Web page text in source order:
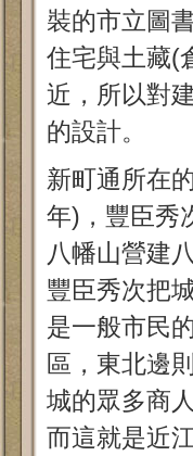
裝的市立圖
住宅與土藏(
近，所以對
的設計。
新町通所在
年)，豐臣秀
八幡山營建
豐臣秀次把
是一般市民
區，東北邊
城的眾多商
而這就是近